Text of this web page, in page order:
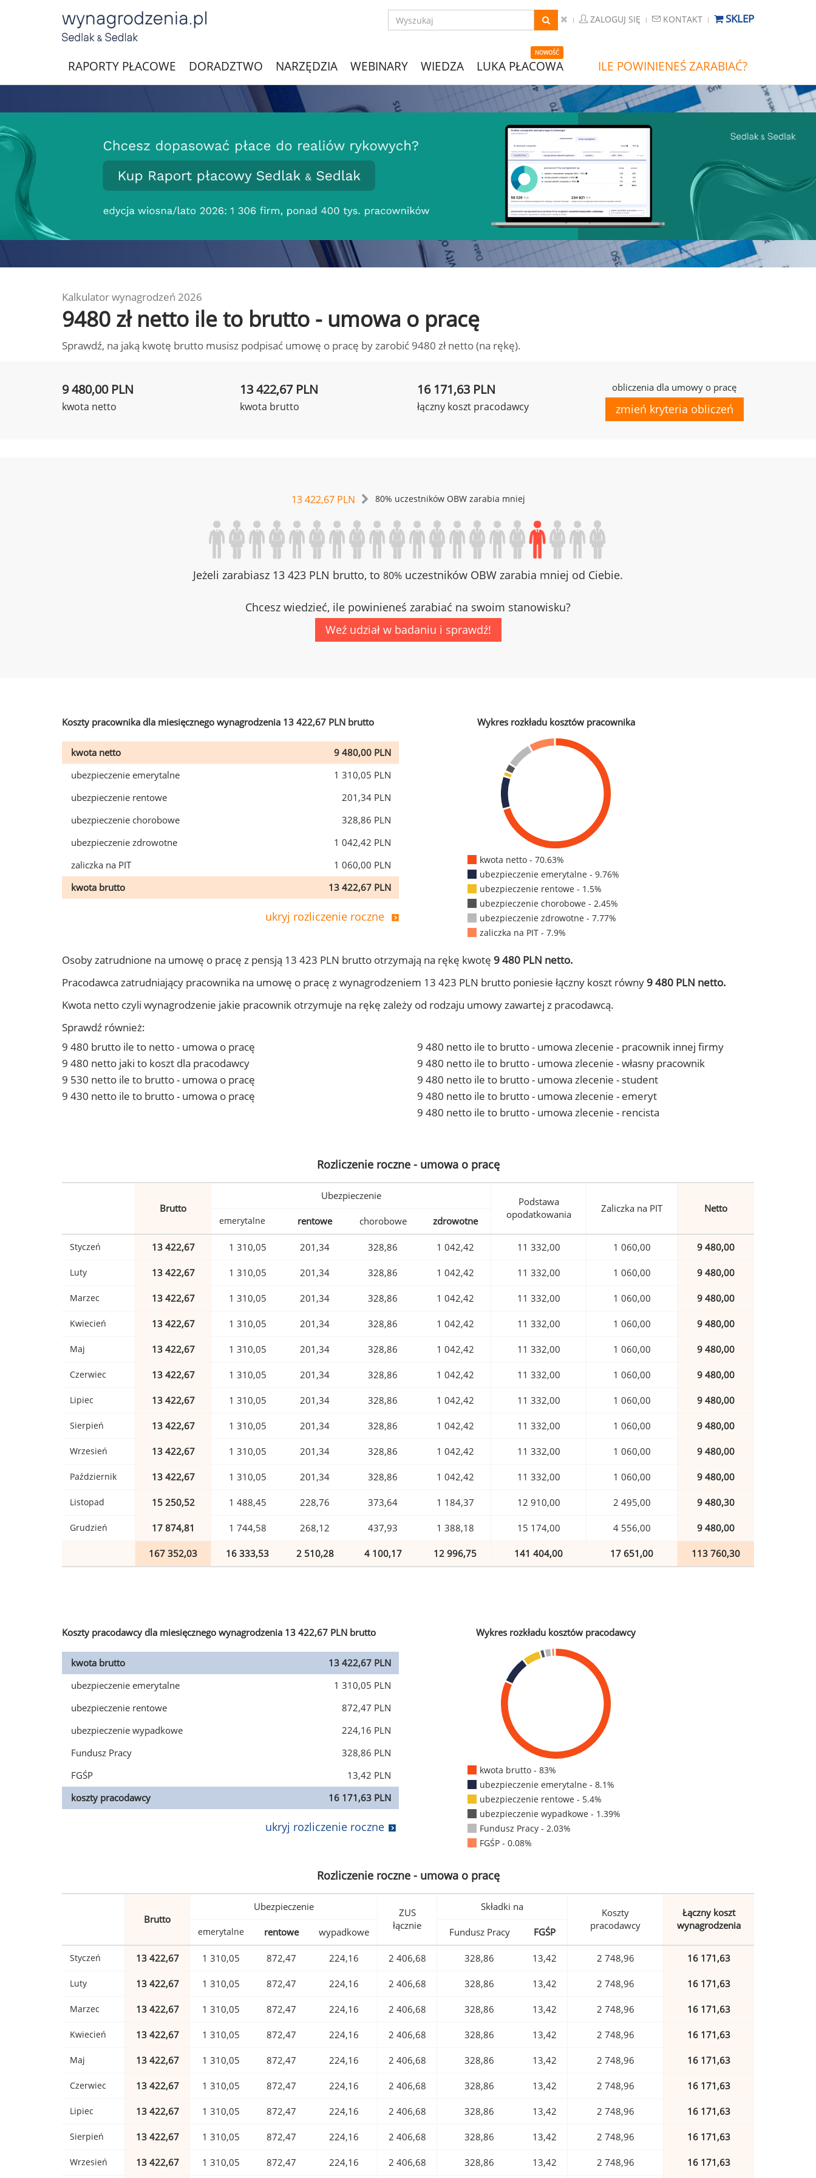
ZALOGUJ SIĘ KONTAKT SKLEP
RAPORTY PŁACOWE DORADZTWO NARZĘDZIA WEBINARY WIEDZA
NOWOŚĆ
LUKA PŁACOWA ILE POWINIENEŚ ZARABIAĆ?
Kalkulator wynagrodzeń 2026
9480 zł netto ile to brutto - umowa o pracę
Sprawdź, na jaką kwotę brutto musisz podpisać umowę o pracę by zarobić 9480 zł netto (na rękę).
9 480,00 PLN
kwota netto
13 422,67 PLN
kwota brutto
16 171,63 PLN
łączny koszt pracodawcy
obliczenia dla umowy o pracę
zmień kryteria obliczeń
13 422,67 PLN 80% uczestników OBW zarabia mniej
Jeżeli zarabiasz 13 423 PLN brutto, to 80% uczestników OBW zarabia mniej od Ciebie.
Chcesz wiedzieć, ile powinieneś zarabiać na swoim stanowisku?
Weź udział w badaniu i sprawdź!
Koszty pracownika dla miesięcznego wynagrodzenia 13 422,67 PLN brutto
kwota netto
9 480,00 PLN
ubezpieczenie emerytalne
1 310,05 PLN
ubezpieczenie rentowe
201,34 PLN
ubezpieczenie chorobowe
328,86 PLN
ubezpieczenie zdrowotne
1 042,42 PLN
zaliczka na PIT
1 060,00 PLN
kwota brutto
13 422,67 PLN
ukryj rozliczenie roczne
Wykres rozkładu kosztów pracownika
kwota netto - 70.63%
ubezpieczenie emerytalne - 9.76%
ubezpieczenie rentowe - 1.5%
ubezpieczenie chorobowe - 2.45%
ubezpieczenie zdrowotne - 7.77%
zaliczka na PIT - 7.9%
Osoby zatrudnione na umowę o pracę z pensją 13 423 PLN brutto otrzymają na rękę kwotę 9 480 PLN netto.
Pracodawca zatrudniający pracownika na umowę o pracę z wynagrodzeniem 13 423 PLN brutto poniesie łączny koszt równy 9 480 PLN netto.
Kwota netto czyli wynagrodzenie jakie pracownik otrzymuje na rękę zależy od rodzaju umowy zawartej z pracodawcą.
Sprawdź również:
9 480 brutto ile to netto - umowa o pracę
9 480 netto jaki to koszt dla pracodawcy
9 530 netto ile to brutto - umowa o pracę
9 430 netto ile to brutto - umowa o pracę
9 480 netto ile to brutto - umowa zlecenie - pracownik innej firmy
9 480 netto ile to brutto - umowa zlecenie - własny pracownik
9 480 netto ile to brutto - umowa zlecenie - student
9 480 netto ile to brutto - umowa zlecenie - emeryt
9 480 netto ile to brutto - umowa zlecenie - rencista
Rozliczenie roczne - umowa o pracę
Brutto
Ubezpieczenie
Podstawa
opodatkowania
Zaliczka na PIT Netto
emerytalne rentowe chorobowe zdrowotne
Styczeń 13 422,67 1 310,05 201,34 328,86 1 042,42 11 332,00 1 060,00 9 480,00
Luty 13 422,67 1 310,05 201,34 328,86 1 042,42 11 332,00 1 060,00 9 480,00
Marzec 13 422,67 1 310,05 201,34 328,86 1 042,42 11 332,00 1 060,00 9 480,00
Kwiecień 13 422,67 1 310,05 201,34 328,86 1 042,42 11 332,00 1 060,00 9 480,00
Maj 13 422,67 1 310,05 201,34 328,86 1 042,42 11 332,00 1 060,00 9 480,00
Czerwiec 13 422,67 1 310,05 201,34 328,86 1 042,42 11 332,00 1 060,00 9 480,00
Lipiec 13 422,67 1 310,05 201,34 328,86 1 042,42 11 332,00 1 060,00 9 480,00
Sierpień 13 422,67 1 310,05 201,34 328,86 1 042,42 11 332,00 1 060,00 9 480,00
Wrzesień 13 422,67 1 310,05 201,34 328,86 1 042,42 11 332,00 1 060,00 9 480,00
Październik 13 422,67 1 310,05 201,34 328,86 1 042,42 11 332,00 1 060,00 9 480,00
Listopad 15 250,52 1 488,45 228,76 373,64 1 184,37 12 910,00 2 495,00 9 480,30
Grudzień 17 874,81 1 744,58 268,12 437,93 1 388,18 15 174,00 4 556,00 9 480,00
167 352,03 16 333,53 2 510,28 4 100,17 12 996,75 141 404,00 17 651,00 113 760,30
Koszty pracodawcy dla miesięcznego wynagrodzenia 13 422,67 PLN brutto
kwota brutto
13 422,67 PLN
ubezpieczenie emerytalne
1 310,05 PLN
ubezpieczenie rentowe
872,47 PLN
ubezpieczenie wypadkowe
224,16 PLN
Fundusz Pracy
328,86 PLN
FGŚP
13,42 PLN
koszty pracodawcy
16 171,63 PLN
ukryj rozliczenie roczne
Wykres rozkładu kosztów pracodawcy
kwota brutto - 83%
ubezpieczenie emerytalne - 8.1%
ubezpieczenie rentowe - 5.4%
ubezpieczenie wypadkowe - 1.39%
Fundusz Pracy - 2.03%
FGŚP - 0.08%
Rozliczenie roczne - umowa o pracę
Brutto
Ubezpieczenie
ZUS
łącznie
Składki na
Koszty
pracodawcy
Łączny koszt
wynagrodzenia
emerytalne rentowe wypadkowe Fundusz Pracy FGŚP
Styczeń 13 422,67 1 310,05 872,47 224,16 2 406,68 328,86 13,42 2 748,96 16 171,63
Luty 13 422,67 1 310,05 872,47 224,16 2 406,68 328,86 13,42 2 748,96 16 171,63
Marzec 13 422,67 1 310,05 872,47 224,16 2 406,68 328,86 13,42 2 748,96 16 171,63
Kwiecień 13 422,67 1 310,05 872,47 224,16 2 406,68 328,86 13,42 2 748,96 16 171,63
Maj 13 422,67 1 310,05 872,47 224,16 2 406,68 328,86 13,42 2 748,96 16 171,63
Czerwiec 13 422,67 1 310,05 872,47 224,16 2 406,68 328,86 13,42 2 748,96 16 171,63
Lipiec 13 422,67 1 310,05 872,47 224,16 2 406,68 328,86 13,42 2 748,96 16 171,63
Sierpień 13 422,67 1 310,05 872,47 224,16 2 406,68 328,86 13,42 2 748,96 16 171,63
Wrzesień 13 422,67 1 310,05 872,47 224,16 2 406,68 328,86 13,42 2 748,96 16 171,63